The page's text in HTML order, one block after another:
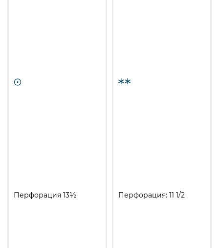
Перфорация 13½ Перфорация: 11 1/2